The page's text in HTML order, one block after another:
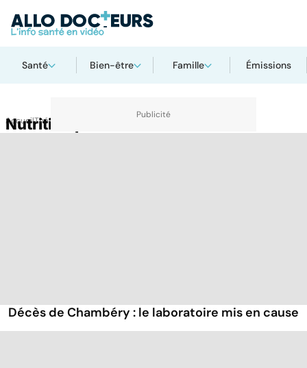
Santé Bien-être Famille Émissions
AccueilThématiques
Nutrition parentérale
Décès de Chambéry : le laboratoire mis en cause